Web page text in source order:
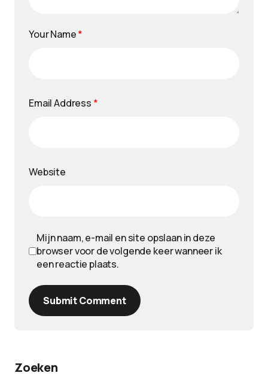
Your Name*
Email Address *
Website
Mijn naam, e-mail en site opslaan in deze
browser voor de volgende keer wanneer ik
een reactie plaats.
Submit Comment
Zoeken